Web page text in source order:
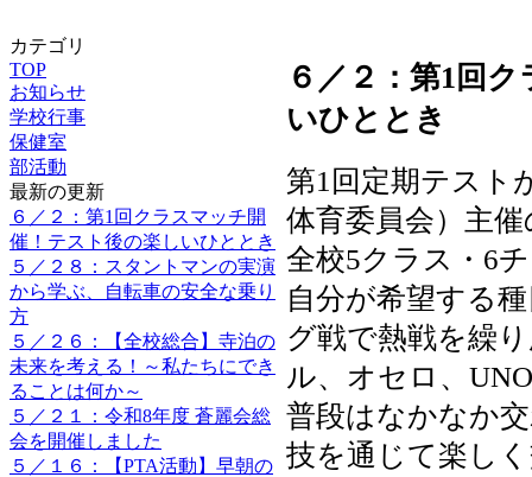
カテゴリ
TOP
お知らせ
学校行事
保健室
部活動
最新の更新
６／２：第1回クラスマッチ開
催！テスト後の楽しいひととき
５／２８：スタントマンの実演
から学ぶ、自転車の安全な乗り
方
５／２６：【全校総合】寺泊の
未来を考える！～私たちにでき
ることは何か～
５／２１：令和8年度 蒼麗会総
会を開催しました
５／１６：【PTA活動】早朝の
６／２：第1回
いひととき
第1回定期テスト
体育委員会）主
全校5クラス・6
自分が希望する
グ戦で熱戦を繰
ル、オセロ、
普段はなかなか
技を通じて楽し